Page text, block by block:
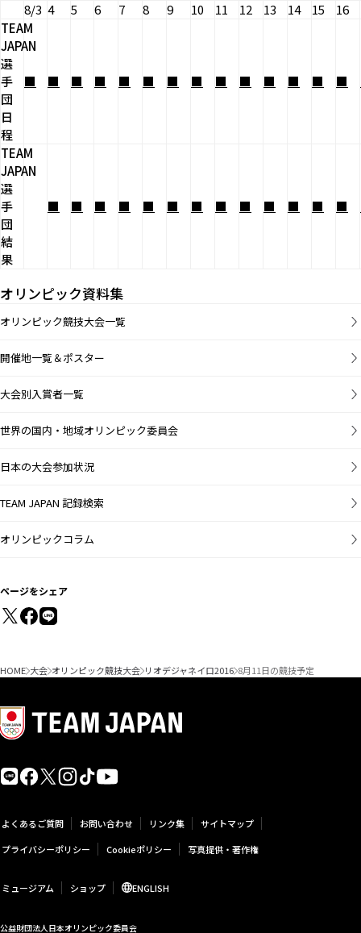
8/3 4 5 6 7 8 9 10 11 12 13 14 15 16
TEAM
JAPAN
選
手
団
日
程
■ ■ ■ ■ ■ ■ ■ ■ ■ ■ ■ ■ ■ ■
TEAM
JAPAN
選
手
団
結
果
■ ■ ■ ■ ■ ■ ■ ■ ■ ■ ■ ■ ■
オリンピック資料集
オリンピック競技大会一覧
開催地一覧＆ポスター
大会別入賞者一覧
世界の国内・地域オリンピック委員会
日本の大会参加状況
TEAM JAPAN 記録検索
オリンピックコラム
ページをシェア
HOME 大会 オリンピック競技大会 リオデジャネイロ2016 8月11日の競技予定
よくあるご質問 お問い合わせ リンク集
サイトマップ
プライバシーポリシー
Cookieポリシー 写真提供・著作権
ミュージアム ショップ ENGLISH
公益財団法人日本オリンピック委員会